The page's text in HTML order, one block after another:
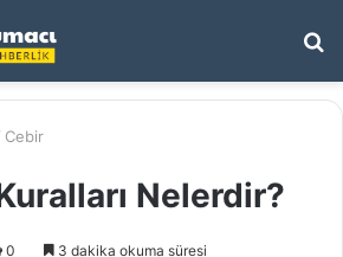
Cebir
Nelerdir?
0 3 dakika okuma süresi